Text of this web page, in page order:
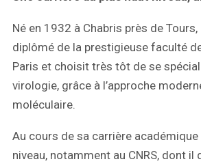
Né en 1932 à Chabris près de
diplômé de la prestigieuse faculté
Paris et choisit très tôt de se
virologie, grâce à l’approche
moléculaire.
Au cours de sa carrière académique
niveau, notamment au CNRS, dont il